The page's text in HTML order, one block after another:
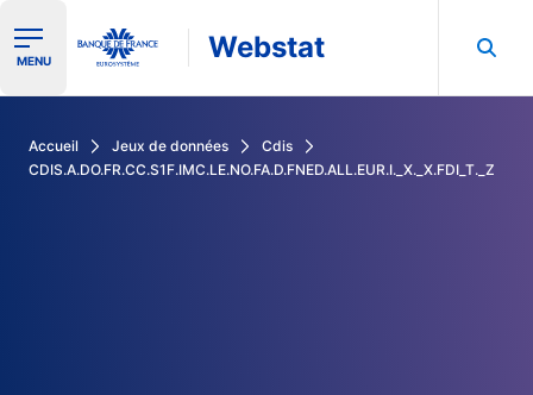
Ouvrir le menu de navigation
MENU Webstat
Accueil Jeux de données
Cdis
CDIS.A.DO.FR.CC.S1F.IMC.LE.NO.FA.D.FNED.ALL.EUR.I._X._X.FDI_T._Z